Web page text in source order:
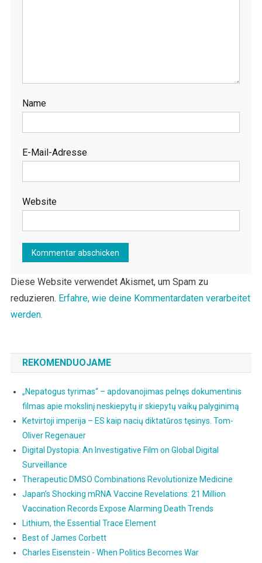
Name
E-Mail-Adresse
Website
Diese Website verwendet Akismet, um Spam zu
reduzieren. Erfahre, wie deine Kommentardaten verarbeitet
werden.
REKOMENDUOJAME
„Nepatogus tyrimas“ – apdovanojimas pelnęs dokumentinis
filmas apie mokslinį neskiepytų ir skiepytų vaikų palyginimą
Ketvirtoji imperija – ES kaip nacių diktatūros tęsinys. Tom-
Oliver Regenauer
Digital Dystopia: An Investigative Film on Global Digital
Surveillance
Therapeutic DMSO Combinations Revolutionize Medicine
Japan’s Shocking mRNA Vaccine Revelations: 21 Million
Vaccination Records Expose Alarming Death Trends
Lithium, the Essential Trace Element
Best of James Corbett
Charles Eisenstein - When Politics Becomes War